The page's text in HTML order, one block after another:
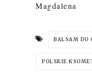
Magdalena
BALSAM DO
POLSKIE